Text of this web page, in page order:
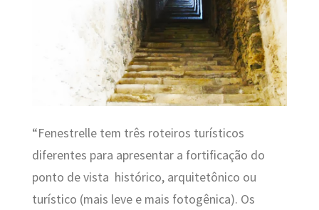
“Fenestrelle tem três roteiros turísticos
diferentes para apresentar a fortificação do
ponto de vista histórico, arquitetônico ou
turístico (mais leve e mais fotogênica). Os